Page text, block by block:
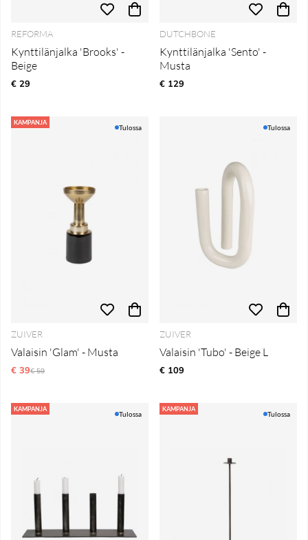
REFORMA
Kynttilänjalka 'Brooks' -
Beige
€ 29
DUTCHBONE
Kynttilänjalka 'Sento' -
Musta
€ 129
KAMPANJA
Tulossa
ZUIVER
Valaisin 'Glam' - Musta
€ 39Normaali hinta
€ 59
Tulossa
ZUIVER
Valaisin 'Tubo' - Beige L
€ 109
KAMPANJA
Tulossa
KAMPANJA
Tulossa